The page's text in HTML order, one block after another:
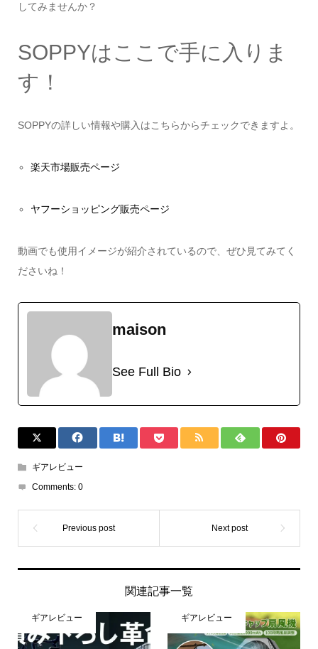
してみませんか？
SOPPYはここで手に入りま
す！
SOPPYの詳しい情報や購入はこちらからチェックできますよ。
楽天市場販売ページ
ヤフーショッピング販売ページ
動画でも使用イメージが紹介されているので、ぜひ見てみてく
ださいね！
maison
See Full Bio
ギアレビュー
Comments: 0
関連記事一覧
ギアレビュー ギアレビュー